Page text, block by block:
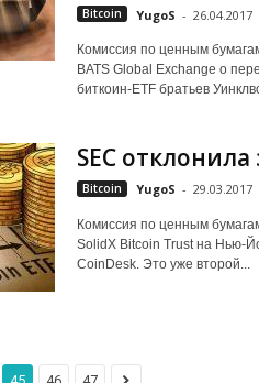
Bitcoin YugoS - 26.04.2017
Комиссия по ценным
BATS Global Exchange о
биткоин-ETF братьев
SEC
Bitcoin YugoS - 29.03.2017
Комиссия по ценным
SolidX Bitcoin Trust на Нью-
CoinDesk. Это уже второй...